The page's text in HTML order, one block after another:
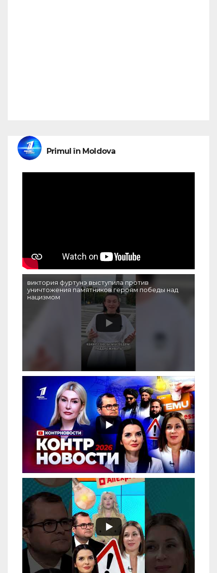
Primul în Moldova
виктория фуртунэ выступила против
уничтожения памятников героям победы над
нацизмом